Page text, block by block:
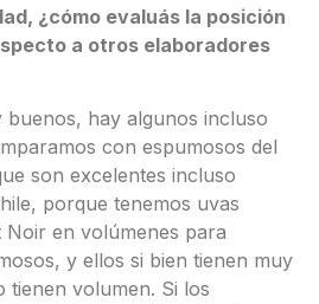
¿cómo evaluás la posición
a otros elaboradores
buenos, hay algunos incluso
con espumosos del
son excelentes incluso
porque tenemos uvas
en volúmenes para
y ellos si bien tienen muy
tienen volumen. Si los